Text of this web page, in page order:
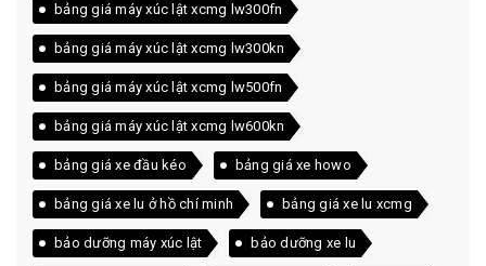
bảng giá máy xúc lật xcmg lw300fn
bảng giá máy xúc lật xcmg lw300kn
bảng giá máy xúc lật xcmg lw500fn
bảng giá máy xúc lật xcmg lw600kn
bảng giá xe đầu kéo bảng giá xe howo
bảng giá xe lu ở hồ chí minh bảng giá xe lu xcmg
bảo dưỡng máy xúc lật bảo dưỡng xe lu